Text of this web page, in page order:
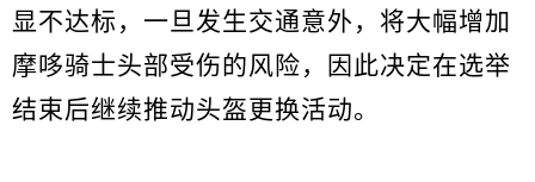
显不达标，一旦发生交通意外，将大幅增加
摩哆骑士头部受伤的风险，因此决定在选举
结束后继续推动头盔更换活动。